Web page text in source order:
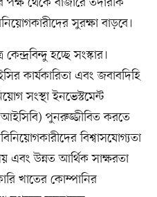
সুরক্ষা বাড়বে।
কেন্দ্রবিন্দু হচ্ছে সংস্কার।
কার্যকারিতা এবং জবাবদিহি
সংস্থা ইনভেস্টমেন্ট
পুনরুজ্জীবিত করতে
বিশ্বাসযোগ্যতা
এবং উন্নত আর্থিক সাক্ষরতা
খাতের কোম্পানির